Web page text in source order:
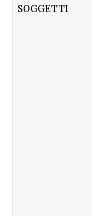
SOGGETTI